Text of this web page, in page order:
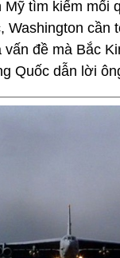
Mỹ tìm kiếm mối
Washington cần
vấn đề mà Bắc
Quốc dẫn lời